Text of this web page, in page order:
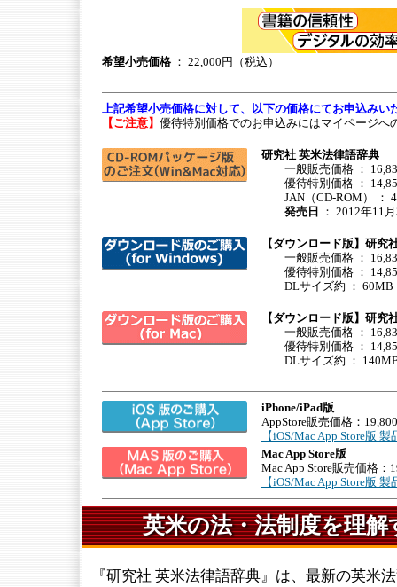
希望小売価格 ： 22,000円（税込）
上記希望小売価格に対して、以下の価格にてお申込みい
【ご注意】 優待特別価格でのお申込みにはマイページへ
研究社 英米法律語辞典
一般販売価格 ：
優待特別価格 ：
JAN（CD-ROM） ：
発売日
： 2012年11
【ダウンロード版】研
一般販売価格 ：
優待特別価格 ：
DLサイズ約 ： 60MB
【ダウンロード版】研究
一般販売価格 ：
優待特別価格 ：
DLサイズ約 ：
iPhone/iPad版
AppStore販売価格：
【iOS/Mac App Store版
Mac App Store版
Mac App Store販売価格：
【iOS/Mac App Store版
英米の法・法制度を理解
『研究社 英米法律語辞典』は、最新の英米